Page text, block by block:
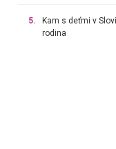
5.
Kam s deťmi v
rodina